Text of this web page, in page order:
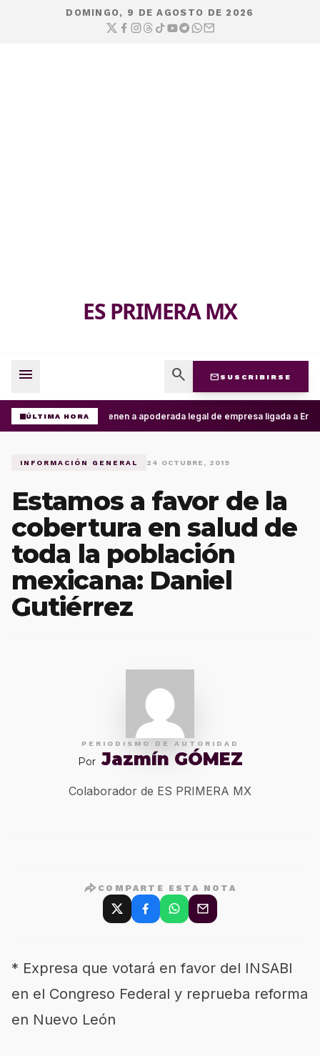
DOMINGO, 9 DE AGOSTO DE 2026
ES PRIMERA MX
menu search mail SUSCRIBIRSE
ÚLTIMA HORA Detienen a apoderada legal de empresa ligada a
INFORMACIÓN GENERAL 24 OCTUBRE, 2019
Estamos a favor de la
cobertura en salud de
toda la población
mexicana: Daniel
Gutiérrez
PERIODISMO DE AUTORIDAD
Por Jazmín GÓMEZ
Colaborador de ES PRIMERA MX
COMPARTE ESTA NOTA
* Expresa que votará en favor del INSABI
en el Congreso Federal y reprueba reforma
en Nuevo León